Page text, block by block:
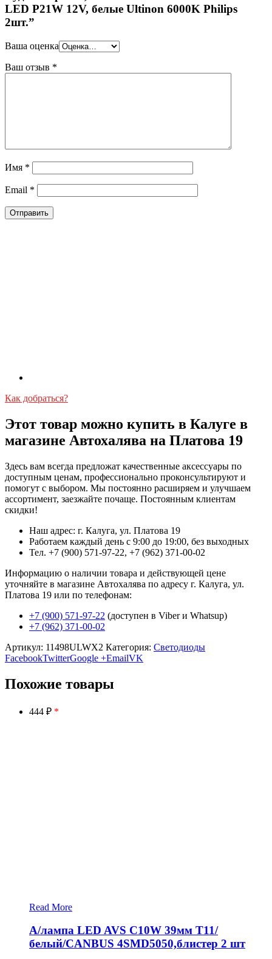
LED P21W 12V, белые Ultinon 6000K Philips
2шт.”
Ваша оценка
Ваш отзыв *
Имя *
Email *
Как добраться?
Этот товар можно купить в Калуге в
магазине Автохалява на Платова 19
Здесь вам всегда предложат качественные аксессуары по
доступным ценам, профессионально проконсультируют и
помогут с выбором. Мы постоянно расширяем и улучшаем
ассортимент, заезжайте почаще. Постоянным клиентам
скидки!
Наш адрес: г. Калуга, ул. Платова 19
Работаем каждый день с 9:00 до 19:00, без выходных
Тел. +7 (900) 571-97-22, +7 (962) 371-00-02
Информацию о наличии товара и действующей цене
уточняйте в магазине Автохалява по адресу г. Калуга, ул.
Платова 19 или по телефонам:
+7 (900) 571-97-22 (доступен в Viber и Whatsup)
+7 (962) 371-00-02
Артикул: 11498ULWX2 Категория: Светодиоды
FacebookTwitterGoogle +EmailVK
Похожие товары
444 ₽ *
Read More
А/лампа LED AVS C10W 39мм T11/
белый/CANBUS 4SMD5050,блистер 2 шт